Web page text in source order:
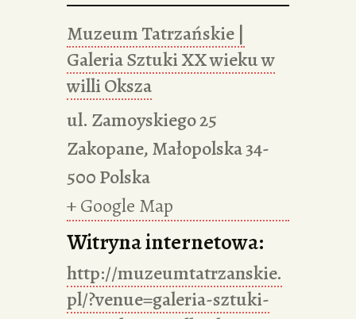
Muzeum Tatrzańskie |
Galeria Sztuki XX wieku w
willi Oksza
ul. Zamoyskiego 25
Zakopane,Małopolska34-
500Polska
+ Google Map
Witryna internetowa:
http://muzeumtatrzanskie.
pl/?venue=galeria-sztuki-